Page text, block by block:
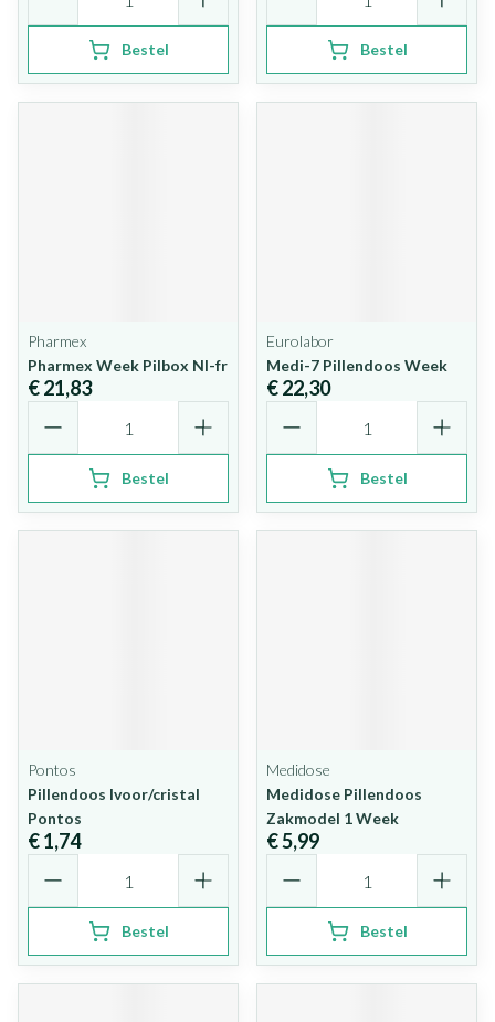
Bestel Bestel
Pharmex
Pharmex Week Pilbox Nl-fr
€ 21,83
Bestel
Eurolabor
Medi-7 Pillendoos Week
€ 22,30
Bestel
Pontos
Pillendoos Ivoor/cristal
Pontos
€ 1,74
Bestel
Medidose
Medidose Pillendoos
Zakmodel 1 Week
€ 5,99
Bestel